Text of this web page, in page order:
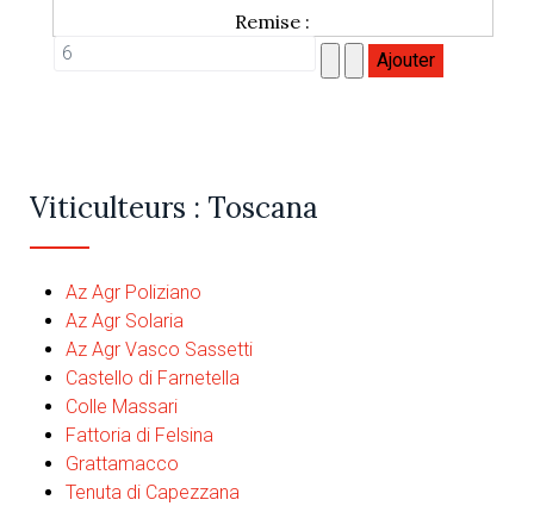
Remise :
Viticulteurs : Toscana
Az Agr Poliziano
Az Agr Solaria
Az Agr Vasco Sassetti
Castello di Farnetella
Colle Massari
Fattoria di Felsina
Grattamacco
Tenuta di Capezzana